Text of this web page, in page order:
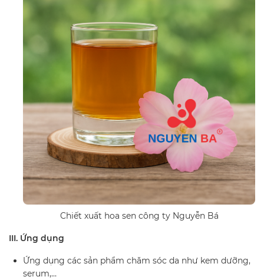
Chiết xuất hoa sen công ty Nguyễn Bá
III. Ứng dụng
Ứng dụng các sản phẩm chăm sóc da như kem dưỡng,
serum,…